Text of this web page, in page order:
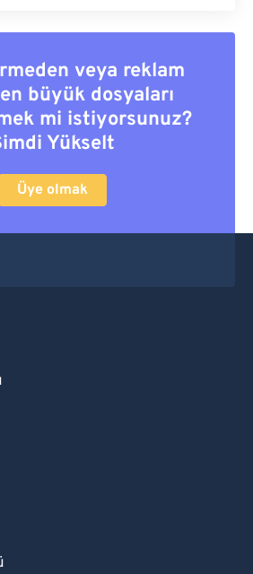
veya reklam
büyük dosyaları
mi istiyorsunuz?
Yükselt
Üye olmak